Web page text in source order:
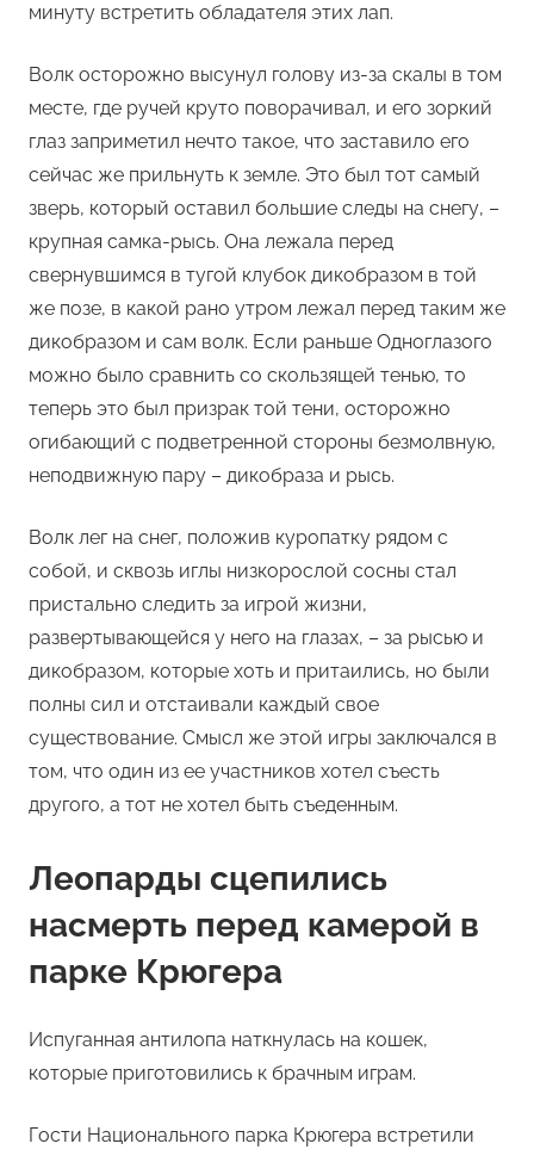
минуту встретить обладателя этих лап.
Волк осторожно высунул голову из-за скалы в том
месте, где ручей круто поворачивал, и его зоркий
глаз заприметил нечто такое, что заставило его
сейчас же прильнуть к земле. Это был тот самый
зверь, который оставил большие следы на снегу, –
крупная самка-рысь. Она лежала перед
свернувшимся в тугой клубок дикобразом в той
же позе, в какой рано утром лежал перед таким же
дикобразом и сам волк. Если раньше Одноглазого
можно было сравнить со скользящей тенью, то
теперь это был призрак той тени, осторожно
огибающий с подветренной стороны безмолвную,
неподвижную пару – дикобраза и рысь.
Волк лег на снег, положив куропатку рядом с
собой, и сквозь иглы низкорослой сосны стал
пристально следить за игрой жизни,
развертывающейся у него на глазах, – за рысью и
дикобразом, которые хоть и притаились, но были
полны сил и отстаивали каждый свое
существование. Смысл же этой игры заключался в
том, что один из ее участников хотел съесть
другого, а тот не хотел быть съеденным.
Леопарды сцепились
насмерть перед камерой в
парке Крюгера
Испуганная антилопа наткнулась на кошек,
которые приготовились к брачным играм.
Гости Национального парка Крюгера встретили